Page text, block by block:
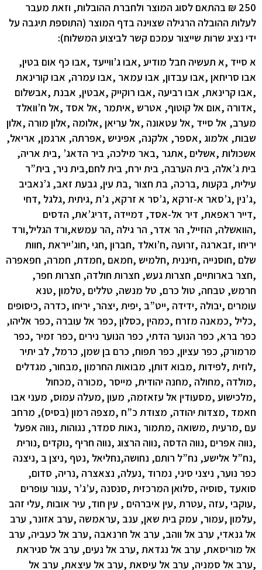
250 ₪ בהתאם לסוג המוצר ולחברת ההובלות, וזאת מעבר
לעלות ההובלה הרגילה שצוינה בדף המוצר (התוספת תיגבה על
ידי נציג שרות שייצור עמכם קשר לביצוע המשלוח):
א סייד ,א תעשיה חבל מודיע ,אבו ג’ווייעד ,אבו כף אום בטין,
אבו סריחאן ,אבו עבדון, אבו עמאר ,אבו עמרה, אבו קורינאת
,אבו קרינאת, אבו רביעה ,אבו רוקייק ,אבטין, אבנת ,אבשלום
,אדורה ,אום אל קוטוף, אטרש ,איתמר ,אל אסד ,אל ח’וואלד
מערב, אל סייד ,אל עטאונה ,אל עריאן ,אלומה ,אלון מורה ,אלון
שבות, אלמוג ,אספר, אלקנה, אפיניש ,אפרתה, ארגמן, אריאל,
אשכולות ,אשלים ,אתגר ,באר מילכה, ביר הדאג’ ,בית אריה,
בית ג’אלה, בית הערבה, בית ירח, בית לחם,בית ניר, בית”ר
עילית, בקעות ,ברכה, בת חצור ,בת עין, גבעת זאב, ג’נאביב
,ג’נין ,ג’סאר א-זרקא ,ג’סר א זרקא, ג’ת ,גיתית ,גלגל ,דחי
,דייר ראפאת, דיר אל-אסד, דמיידה ,דריג’את, הדסים
,הוואשלה, הוזייל, הר אדר, הר גילה ,הר עמשא,ורד הגליל,ורד
יריחו ,זבארגה ,זרועה ,ח’ואלד ,חברון ,חגי ,חוג’ייראת ,חוות
שלם ,חוסנייה ,חיננית ,חלמיש ,חמאם ,חמדת, חמרה, חפאפרה
,חצר בארותיים, חצרות געש, חצרות חולדה, חצרות חפר,
חרמש, טבחה, טול כרם, טל מנשה, טללים ,טלמון ,טנא
עומרים ,יבולה ,ידידה ,ייט”ב ,יפית ,יצהר, יריחו ,כדרה ,כיסופים
,כליל ,כמאנה מזרח ,כמהין ,כסלון ,כפר אל עוברה ,כפר אליהו,
כפר ברא, כפר הנוער הדתי, כפר הנוער נירים ,כפר זמיר ,כפר
מרמורק, כפר עציון, כפר תפוח, כרם בן שמן, כרמל, לב יתיר
,לוזית ,לפידות ,מבוא דותן, מבואות החרמון ,מבחור, מגדלים
,מולדה ,מחולה ,מחנה יהודית, מייסר ,מכורה ,מכחול
,מלכישוע ,מסעודין אל עזאזמה, מעון ,מעלה עמוס, מעני אבו
חאמד ,מצדות יהודה, מצודת כ”ח ,מצפה רמון (בסיס), מרחב
עם ,מרעית ,משואה ,מתמור ,נאות סמדר, נגוהות ,נווה אפעל
,נווה אפרים ,נווה הדסה ,נווה הרצוג ,נווה חריף ,נוקדים ,נורית
,נח”ל אלישע, נח”ל רותם, נחושה,נחליאל ,נטף ,ניצן ב ,ניצנה
כפר נוער, ניצני סיני, נמרוד ,נעלה, נצאצרה ,נריה, סדום,
סואעד ,סוסיה ,סלואן המרכזית ,סנסנה ,ע’ג’ר ,עגור עופרים
,עוקבי ,עזה ,עטרת ,עין איברהים , עין חוד, עיר אובות ,עלי זהב
,עלמון ,עמור, עמק בית שאן, ענב ,עראמשה ,ערב אזונר, ערב
אל גנאדי, ערב אל ווהב, ערב אל חרנאבה ,ערב אל כעביה, ערב
אל מוריסאת, ערב אל נגדאת ,ערב אל נעים, ערב אל סגיראת
,ערב אל סמניה, ערב אל עיסאת ,ערב אל עיצאת, ערב אל